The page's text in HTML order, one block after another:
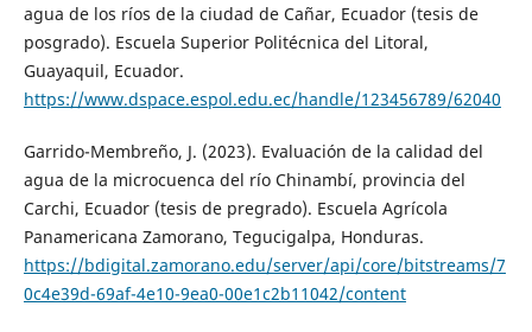
agua de los ríos de la ciudad de Cañar, Ecuador (tesis de
posgrado). Escuela Superior Politécnica del Litoral,
Guayaquil, Ecuador.
https://www.dspace.espol.edu.ec/handle/123456789/62040
Garrido-Membreño, J. (2023). Evaluación de la calidad del
agua de la microcuenca del río Chinambí, provincia del
Carchi, Ecuador (tesis de pregrado). Escuela Agrícola
Panamericana Zamorano, Tegucigalpa, Honduras.
https://bdigital.zamorano.edu/server/api/core/bitstreams/7
0c4e39d-69af-4e10-9ea0-00e1c2b11042/content